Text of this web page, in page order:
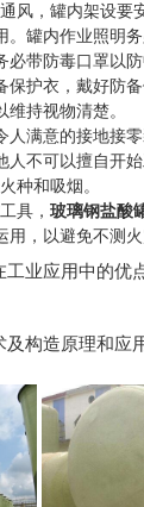
，罐内架设要
。罐内作业照明
必带防毒口罩以防
护衣，戴好防
持视物清楚。
满意的接地接
不可以擅自开始
和吸烟。
具，玻璃钢盐酸
，以避免不测火
工业应用中的优
及构造原理和应